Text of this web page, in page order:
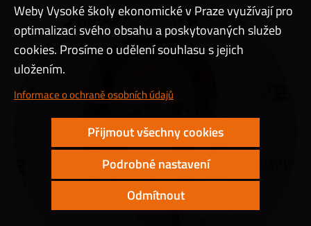
Weby Vysoké školy ekonomické v Praze využívají pro
optimalizaci svého obsahu a poskytovaných služeb
cookies. Prosíme o udělení souhlasu s jejich
uložením.
Informace o ochraně osobních údajů
Přijmout všechny cookies
Podrobné nastavení
Odmítnout